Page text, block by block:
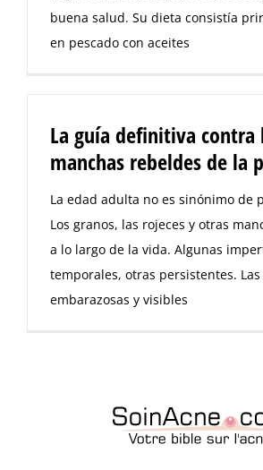
buena salud. Su dieta consistía
en pescado con aceites
La guía definitiva contra
manchas rebeldes de la
La edad adulta no es sinónimo de
Los granos, las rojeces y otras
a lo largo de la vida. Algunas
temporales, otras persistentes. Las
embarazosas y visibles